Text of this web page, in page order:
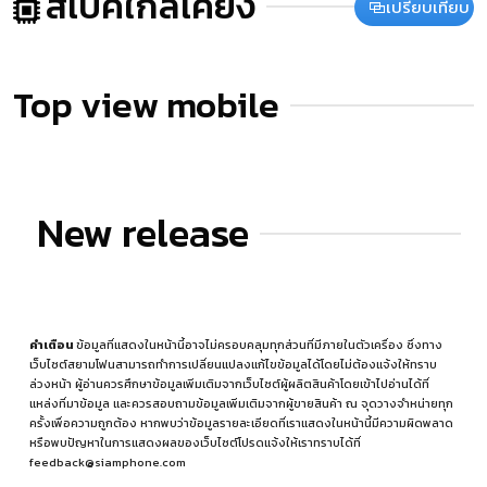
เปรียบเทียบ
Top view mobile
New release
คำเตือนข้อมูลที่แสดงในหน้านี้อาจไม่ครอบคลุมทุกส่วนที่มีภายในตัวเครื่อง ซึ่งทาง
เว็บไซต์สยามโฟนสามารถทำการเปลี่ยนแปลงแก้ไขข้อมูลได้โดยไม่ต้องแจ้งให้ทราบ
ล่วงหน้า ผู้อ่านควรศึกษาข้อมูลเพิ่มเติมจากเว็บไซต์ผู้ผลิตสินค้าโดยเข้าไปอ่านได้ที่
แหล่งที่มาข้อมูล และควรสอบถามข้อมูลเพิ่มเติมจากผู้ขายสินค้า ณ จุดวางจำหน่ายทุก
ครั้งเพื่อความถูกต้อง หากพบว่าข้อมูลรายละเอียดที่เราแสดงในหน้านี้มีความผิดพลาด
หรือพบปัญหาในการแสดงผลของเว็บไซต์โปรดแจ้งให้เราทราบได้ที่
feedback@siamphone.com